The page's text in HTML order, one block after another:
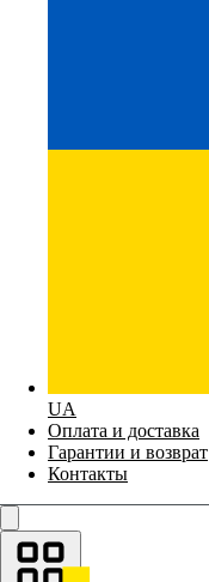
UA
Оплата и доставка
Гарантии и возврат
Контакты